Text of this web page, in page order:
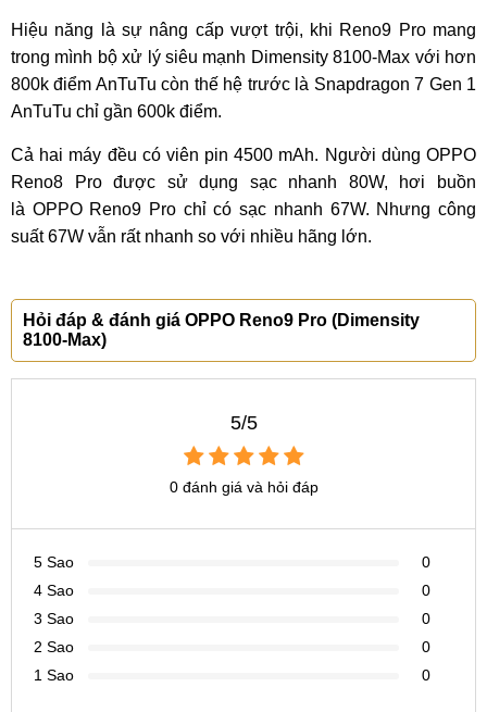
Hiệu năng là sự nâng cấp vượt trội, khi Reno9 Pro mang
trong mình bộ xử lý siêu mạnh Dimensity 8100-Max với hơn
800k điểm AnTuTu còn thế hệ trước là Snapdragon 7 Gen 1
AnTuTu chỉ gần 600k điểm.
Cả hai máy đều có viên pin 4500 mAh. Người dùng OPPO
Reno8 Pro được sử dụng sạc nhanh 80W, hơi buồn
là OPPO Reno9 Pro chỉ có sạc nhanh 67W. Nhưng công
suất 67W vẫn rất nhanh so với nhiều hãng lớn.
Hỏi đáp & đánh giá OPPO Reno9 Pro (Dimensity
8100-Max)
5/5
0 đánh giá và hỏi đáp
5 Sao
0
4 Sao
0
3 Sao
0
2 Sao
0
1 Sao
0